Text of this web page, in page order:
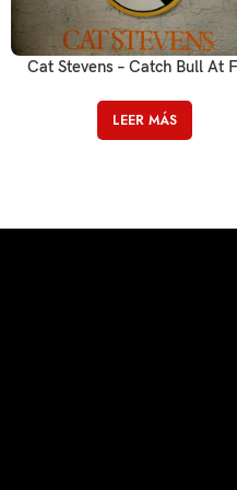
Cat Stevens – Catch Bull At
LEER MÁS